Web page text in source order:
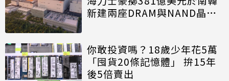
新建兩座DRAM與NAND晶圓
你敢投資嗎？18歲少年花5萬
「囤貨20條記憶體」 拚15年
後5倍賣出